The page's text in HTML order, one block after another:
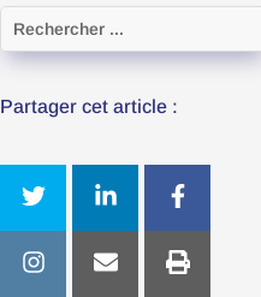
Partager cet article :